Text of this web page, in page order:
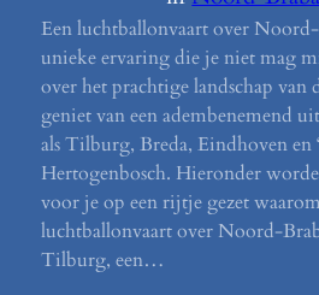
Een luchtballonvaart over
unieke ervaring die je niet mag
over het prachtige landschap van
geniet van een adembenemend
als Tilburg, Breda, Eindhoven en
Hertogenbosch. Hieronder
voor je op een rijtje gezet
luchtballonvaart over Noord-
Tilburg, een…